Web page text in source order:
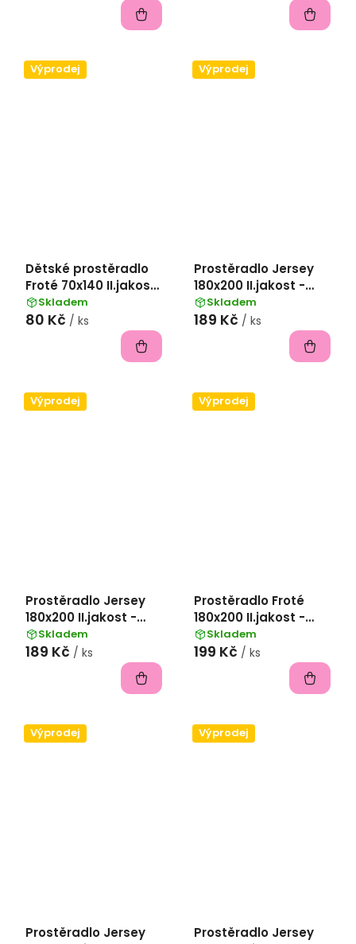
Výprodej
Dětské prostěradlo
Froté 70x140 II.jakost
- ořechová
Skladem
80 Kč / ks
Výprodej
Prostěradlo Jersey
180x200 II.jakost -
šedá
Skladem
189 Kč / ks
Výprodej
Prostěradlo Jersey
180x200 II.jakost -
antracit
Skladem
189 Kč / ks
Výprodej
Prostěradlo Froté
180x200 II.jakost -
jarní zelená
Skladem
199 Kč / ks
Výprodej
Prostěradlo Jersey
Výprodej
Prostěradlo Jersey